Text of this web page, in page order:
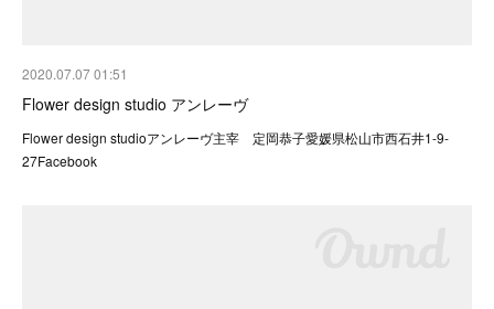
2020.07.07 01:51
Flower design studio アンレーヴ
Flower design studioアンレーヴ主宰 定岡恭子愛媛県松山市西石井1-9-
27Facebook